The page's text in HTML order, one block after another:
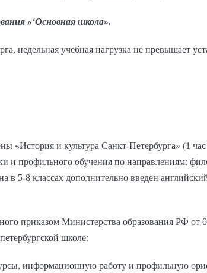
«‘Основная школа».
недельная учебная нагрузка не превышает
«История и культура Санкт-Петербурга» (1
профильного обучения по направлениям:
в 5-8 классах дополнительно введен
приказом Министерства образования РФ
школе:
информационную работу и профильную